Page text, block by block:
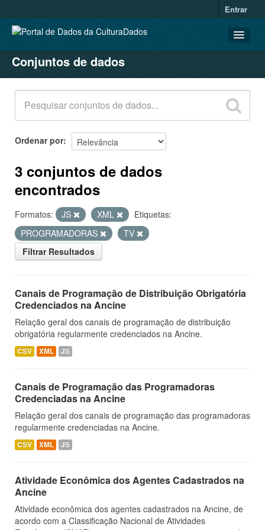
Entrar
CONJUNTOS DE DADOS
ORGANIZAÇÕES
GRUPOS
SOBRE
Conjuntos de dados
Ordenar por
3 conjuntos de dados
encontrados
Formatos: JS XML
Etiquetas:
PROGRAMADORAS
TV
Filtrar Resultados
Canais de Programação de Distribuição Obrigatória
Credenciados na Ancine
Relação geral dos canais de programação de distribuição
obrigatória regularmente credenciados na Ancine.
CSV XML JS
Canais de Programação das Programadoras
Credenciadas na Ancine
Relação geral dos canais de programação das programadoras
regularmente credenciadas na Ancine.
CSV XML JS
Atividade Econômica dos Agentes Cadastrados na
Ancine
Atividade econômica dos agentes cadastrados na Ancine, de
acordo com a Classificação Nacional de Atividades